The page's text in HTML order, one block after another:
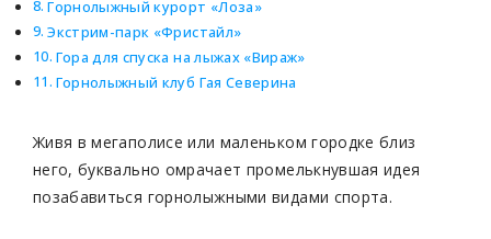
Горнолыжный курорт «Лоза»
Экстрим-парк «Фристайл»
Гора для спуска на лыжах «Вираж»
Горнолыжный клуб Гая Северина
Живя в мегаполисе или маленьком городке близ
него, буквально омрачает промелькнувшая идея
позабавиться горнолыжными видами спорта.